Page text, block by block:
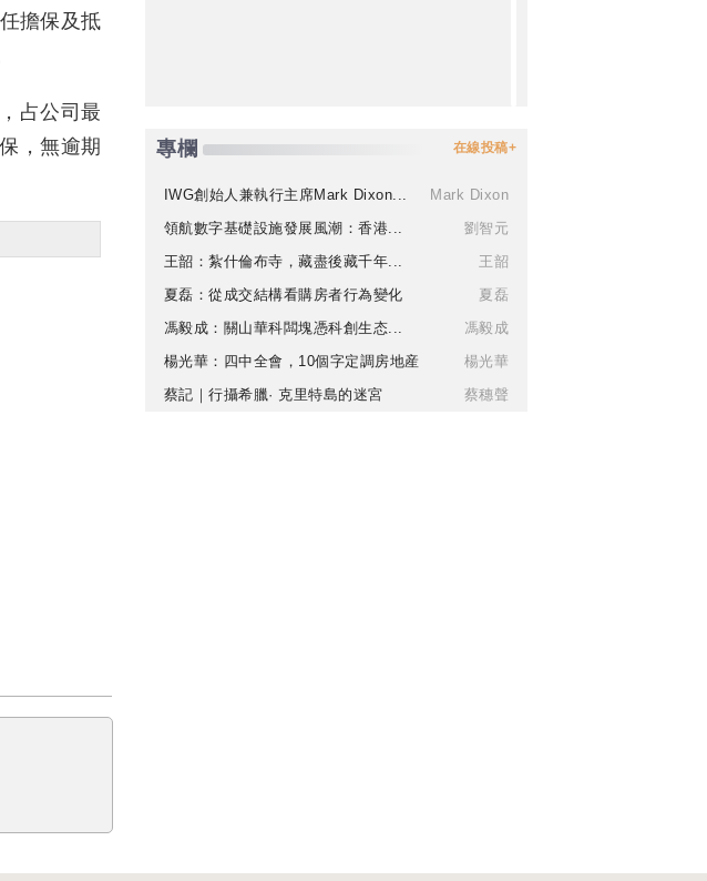
擔保及抵
占公司最
，無逾期
專欄 在線投稿+
IWG創始人兼執行主席Mark Dixon...
Mark Dixon
領航數字基礎設施發展風潮：香港...
劉智元
王韶：紮什倫布寺，藏盡後藏千年...
王韶
夏磊：從成交結構看購房者行為變化
夏磊
馮毅成：關山華科闆塊憑科創生态...
馮毅成
楊光華：四中全會，10個字定調房地産
楊光華
蔡記｜行攝希臘· 克里特島的迷宮
蔡穗聲